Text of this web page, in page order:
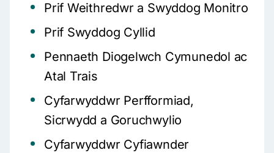
Prif Weithredwr a Swyddog Monitro
Prif Swyddog Cyllid
Pennaeth Diogelwch Cymunedol ac
Atal Trais
Cyfarwyddwr Perfformiad,
Sicrwydd a Goruchwylio
Cyfarwyddwr Cyfiawnder